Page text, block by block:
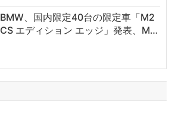
BMW、国内限定40台の限定車「M2
CS エディション エッジ」発表、M…